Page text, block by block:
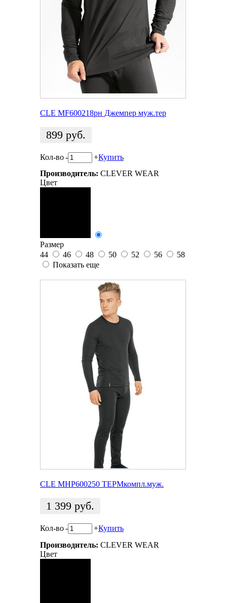
CLE MF600218рн Джемпер муж.тер
899 руб.
Кол-во- +Купить
Производитель: CLEVER WEAR
Цвет
Размер
44
46 48 50 52 56
58
Показать еще
CLE MHP600250 ТЕРМкомпл.муж.
1 399 руб.
Кол-во- +Купить
Производитель: CLEVER WEAR
Цвет